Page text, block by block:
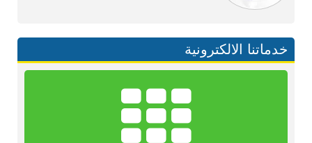
خدماتنا الالكترونية